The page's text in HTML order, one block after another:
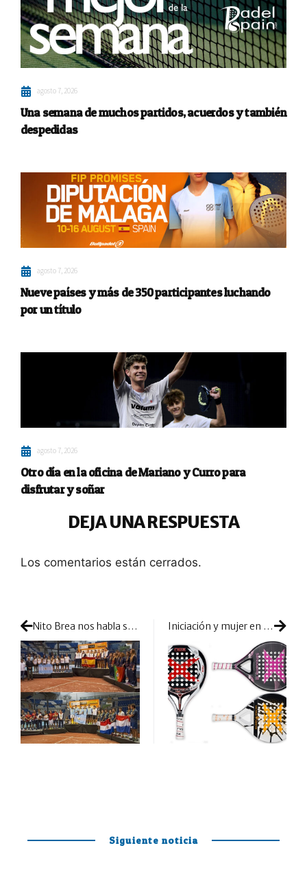
agosto 7, 2026
Una semana de muchos partidos, acuerdos y también
despedidas
agosto 7, 2026
Nueve países y más de 350 participantes luchando
por un título
agosto 7, 2026
Otro día en la oficina de Mariano y Curro para
disfrutar y soñar
DEJA UNA RESPUESTA
Los comentarios están cerrados.
Nito Brea nos habla sobre el Mundial Iniciación y mujer en las palas de NOX
Siguiente noticia